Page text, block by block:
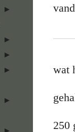
wat
250